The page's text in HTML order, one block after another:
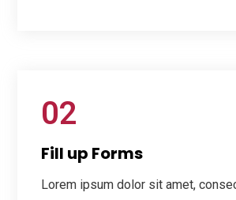
02
Fill up Forms
Lorem ipsum dolor sit amet,